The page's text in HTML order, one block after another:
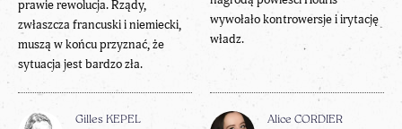
prawie rewolucja. Rządy,
zwłaszcza francuski i niemiecki,
muszą w końcu przyznać, że
sytuacja jest bardzo zła.
wywołało kontrowersje i irytację
władz.
Gilles KEPEL Alice CORDIER